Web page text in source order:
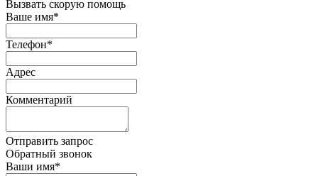
Вызвать скорую помощь
Ваше имя*
Телефон*
Адрес
Комментарий
Отправить запрос
Обратный звонок
Ваши имя*